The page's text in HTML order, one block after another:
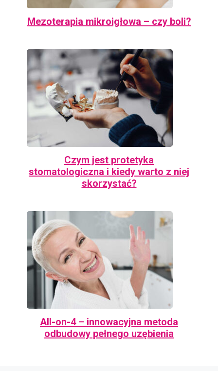
Mezoterapia mikroigłowa – czy boli?
Czym jest protetyka
stomatologiczna i kiedy warto z niej
skorzystać?
All-on-4 – innowacyjna metoda
odbudowy pełnego uzębienia